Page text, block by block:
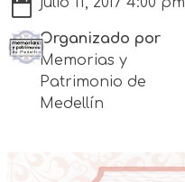
Organizado por
Memorias y
Patrimonio de
Medellín